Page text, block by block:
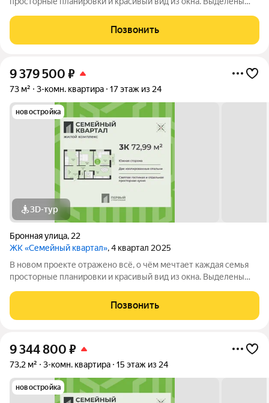
уютная придомовая территория, где каждому найдётся место,
а также приятная
Позвонить
9 379 500 ₽
73 м² 3-комн. квартира 17 этаж из 24
новостройка
3D-тур
Бронная улица, 22
ЖК «Семейный квартал», 4 квартал 2025
В новом проекте отражено всё, о чём мечтает каждая семья
просторные планировки и красивый вид из окна. Выделены
уютная придомовая территория, где каждому найдётся место,
а также приятная
Позвонить
9 344 800 ₽
73,2 м² 3-комн. квартира 15 этаж из 24
новостройка